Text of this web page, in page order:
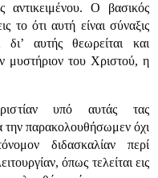
αντικειμένου. Ο βασικός
το ότι αυτή είναι σύναξις
αυτής θεωρείται και
μυστήριον του Χριστού, η
υπό αυτάς τας
την παρακολουθήσωμεν όχι
διδασκαλίαν περί
όπως τελείται εις